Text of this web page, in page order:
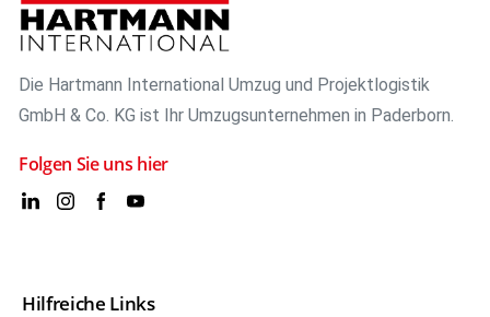
Die Hartmann International Umzug und Projektlogistik
GmbH & Co. KG ist Ihr Umzugsunternehmen in Paderborn.
Folgen Sie uns hier
Hilfreiche Links